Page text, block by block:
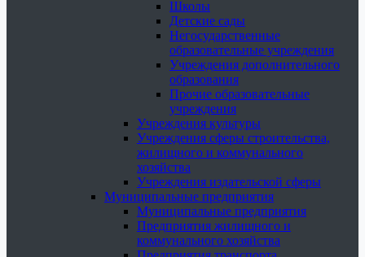
Школы
Детские сады
Негосударственные
образовательные учреждения
Учреждения дополнительного
образования
Прочие образовательные
учреждения
Учреждения культуры
Учреждения сферы строительства,
жилищного и коммунального
хозяйства
Учреждения издательской сферы
Муниципальные предприятия
Муниципальные предприятия
Предприятия жилищного и
коммунального хозяйства